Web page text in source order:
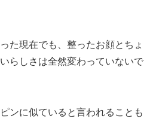
た現在でも、整ったお顔とちょ
らしさは全然変わっていないで
ンに似ていると言われることも